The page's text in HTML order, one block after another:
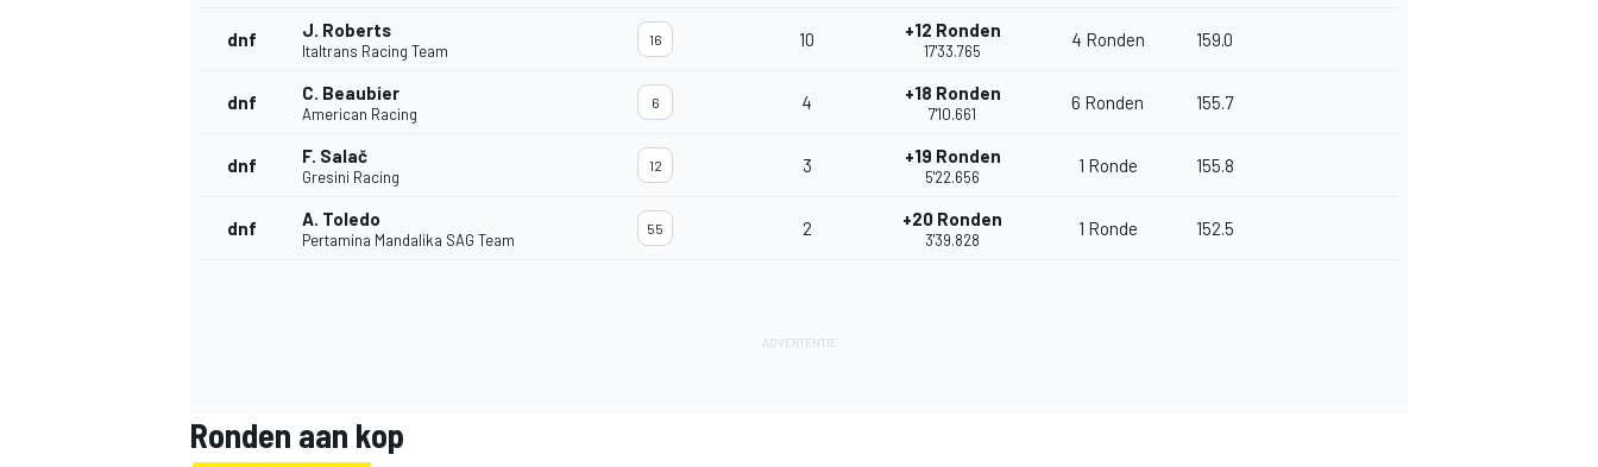
dnf J. Roberts
Italtrans Racing Team
16 10 +12 Ronden
17'33.765
4 Ronden 159.0
dnf C. Beaubier
American Racing
6 4 +18 Ronden
7'10.661
6 Ronden 155.7
dnf F. Salač
Gresini Racing
12 3 +19 Ronden
5'22.656
1 Ronde 155.8
dnf A. Toledo
Pertamina Mandalika SAG Team
55 2 +20 Ronden
3'39.828
1 Ronde 152.5
Ronden aan kop